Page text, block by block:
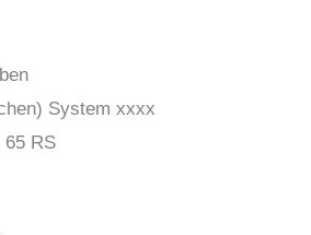
System xxxx
RS